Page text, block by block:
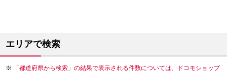
エリアで検索
「都道府県から検索」の結果で表示される件数については、ドコモショップ